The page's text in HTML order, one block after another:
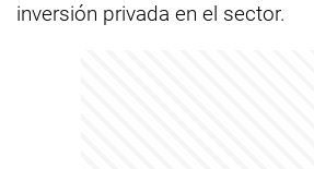
inversión privada en el sector.